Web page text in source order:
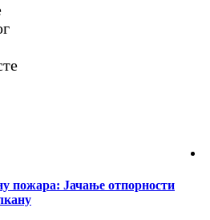
пожара: Јачање отпорности